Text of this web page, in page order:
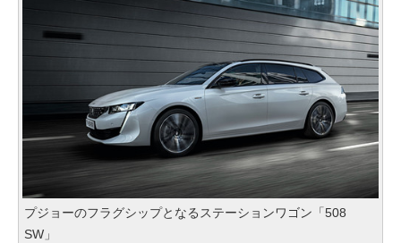
プジョーのフラグシップとなるステーションワゴン「508
SW」